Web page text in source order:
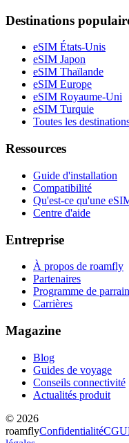
Destinations
eSIM États-Unis
eSIM Japon
eSIM Thaïlande
eSIM Europe
eSIM Royaume-Uni
eSIM Turquie
Toutes les
Ressources
Guide d'installation
Compatibilité
Qu'est-ce qu'une
Centre d'aide
Entreprise
À propos de roamfly
Partenaires
Programme de
Carrières
Magazine
Blog
Guides de voyage
Conseils connectivité
Actualités produit
© 2026
roamflyConfidentialitéCGU